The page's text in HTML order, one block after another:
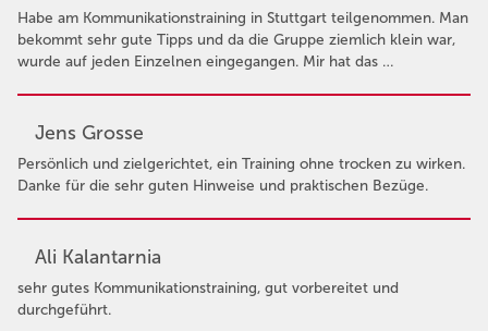
Habe am Kommunikationstraining in Stuttgart teilgenommen. Man
bekommt sehr gute Tipps und da die Gruppe ziemlich klein war,
wurde auf jeden Einzelnen eingegangen. Mir hat das …
Jens Grosse
Persönlich und zielgerichtet, ein Training ohne trocken zu wirken.
Danke für die sehr guten Hinweise und praktischen Bezüge.
Ali Kalantarnia
sehr gutes Kommunikationstraining, gut vorbereitet und
durchgeführt.